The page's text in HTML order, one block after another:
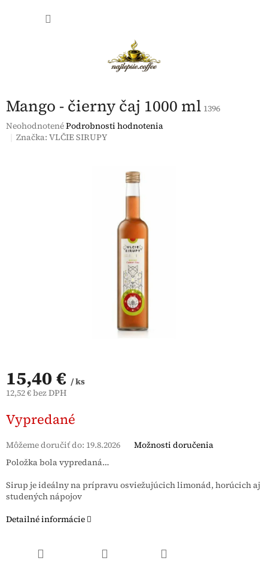
Mango - čierny čaj 1000 ml 1396
Priemerné
hodnotenie
NeohodnotenéPodrobnosti hodnotenia
Značka:VLČIE SIRUPY
15,40 € / ks
12,52 € bez DPH
cena:
Vypredané
Môžeme doručiť do: 19.8.2026
Možnosti doručenia
Položka bola vypredaná…
Sirup je ideálny na prípravu osviežujúcich limonád, horúcich aj
studených nápojov
Detailné informácie